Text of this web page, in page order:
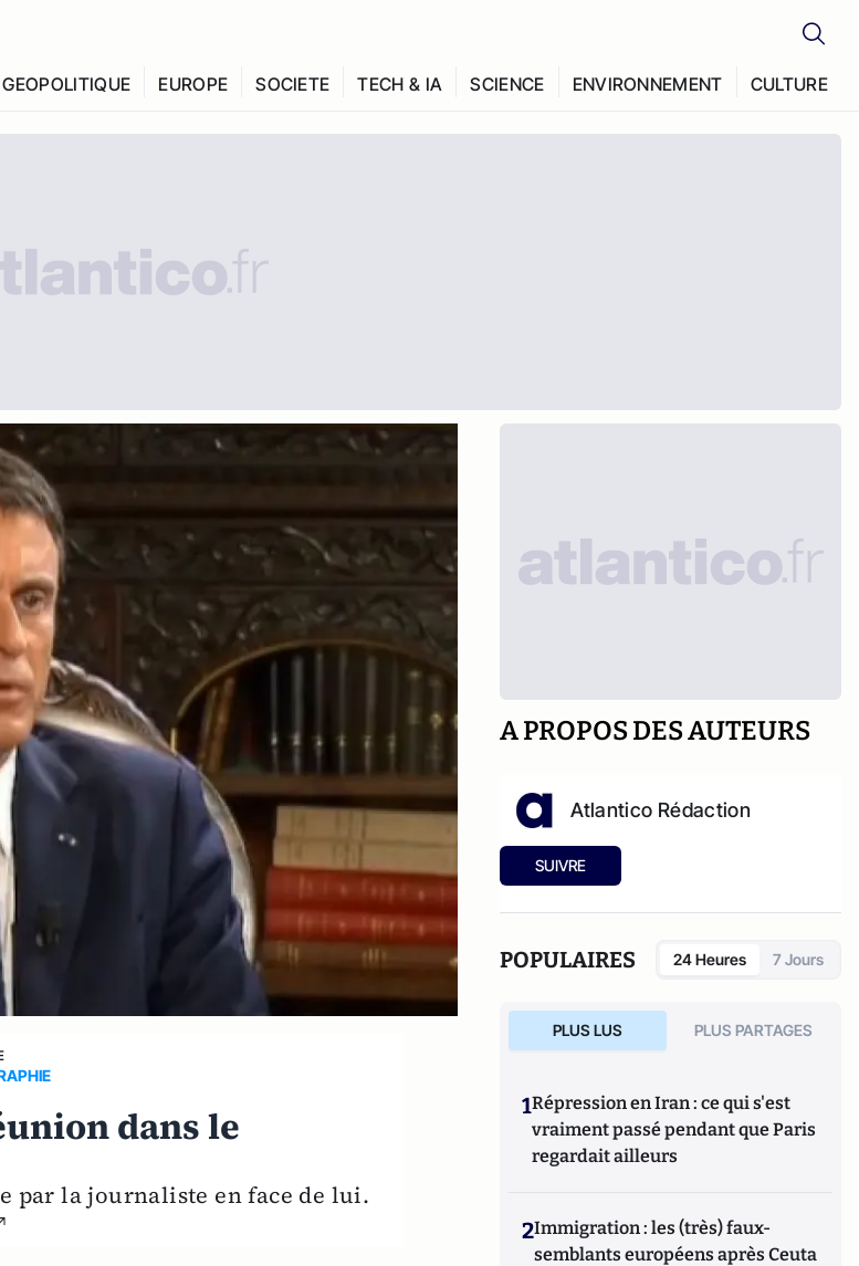
GEOPOLITIQUE EUROPE SOCIETE TECH & IA SCIENCE ENVIRONNEMENT CULTURE
dans le
par la journaliste en face de lui.
A PROPOS DES AUTEURS
Atlantico Rédaction
SUIVRE
POPULAIRES 24 Heures 7 Jours
PLUS LUS PLUS PARTAGES
1Répression en Iran : ce qui s'est
vraiment passé pendant que Paris
regardait ailleurs
2Immigration : les (très) faux-
semblants européens après Ceuta